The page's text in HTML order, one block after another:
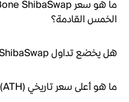
الخمس القادمة؟
هل يخضع تداول Bone ShibaSwap للضرائب؟
ما هو أعلى سعر تاريخي (ATH) لعملة Bone ShibaSwap؟